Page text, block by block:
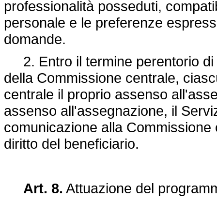
professionalità posseduti,
personale e le preferenze
domande.
2. Entro il termine perentorio di
della Commissione centrale,
centrale il proprio assenso
assenso all'assegnazione, il
comunicazione alla
diritto del beneficiario.
Art. 8. Attuazione del